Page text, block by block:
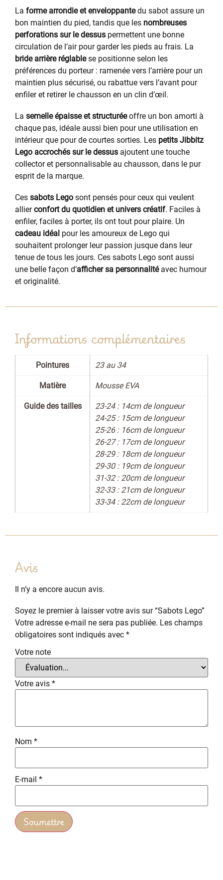
La forme arrondie et enveloppantedu sabot assure un
bon maintien du pied, tandis que les nombreuses
perforations sur le dessus permettent une bonne
circulation de l’air pour garder les pieds au frais. La
bride arrière réglablese positionne selon les
préférences du porteur : ramenée vers l’arrière pour un
maintien plus sécurisé, ou rabattue vers l’avant pour
enfiler et retirer le chausson en un clin d’œil.
La semelle épaisse et structuréeoffre un bon amorti à
chaque pas, idéale aussi bien pour une utilisation en
intérieur que pour de courtes sorties. Les petits Jibbitz
Lego accrochés sur le dessus ajoutent une touche
collector et personnalisable au chausson, dans le pur
esprit de la marque.
Ces sabots Lego sont pensés pour ceux qui veulent
allierconfort du quotidien et univers créatif. Faciles à
enfiler, faciles à porter, ils ont tout pour plaire. Un
cadeau idéal pour les amoureux de Lego qui
souhaitent prolonger leur passion jusque dans leur
tenue de tous les jours. Ces sabots Lego sont aussi
une belle façon d’afficher sa personnalitéavec humour
et originalité.
Informations complémentaires
Pointures 23 au 34
Matière Mousse EVA
Guide des tailles
23-24 : 14cm de longueur
24-25 : 15cm de longueur
25-26 : 16cm de longueur
26-27 : 17cm de longueur
28-29 : 18cm de longueur
29-30 : 19cm de longueur
31-32 : 20cm de longueur
32-33 : 21cm de longueur
33-34 : 22cm de longueur
Avis
Il n’y a encore aucun avis.
Soyez le premier à laisser votre avis sur “Sabots Lego”
Votre adresse e-mail ne sera pas publiée. Les champs
obligatoires sont indiqués avec *
Votre note
Votre avis *
Nom *
E-mail *